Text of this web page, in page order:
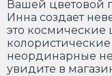
Вашей цветовой
Инна создает
это космические
неординарные
увидите в